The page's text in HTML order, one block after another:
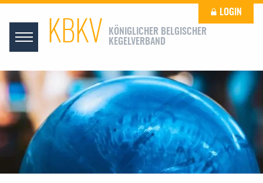
KBKV
KÖNIGLICHER BELGISCHER
KEGELVERBAND
LOGIN